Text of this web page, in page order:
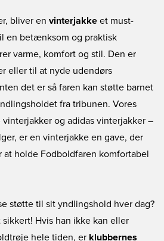
bliver en vinterjakke et must-
en betænksom og praktisk
varme, komfort og stil. Den er
eller til at nyde udendørs
det er så faren kan støtte barnet
fra tribunen. Vores
vinterjakker og adidas vinterjakker –
er en vinterjakke en gave, der
holde Fodboldfaren komfortabel
støtte til sit yndlingshold hver dag?
Hvis han ikke kan eller
hele tiden, er klubbernes